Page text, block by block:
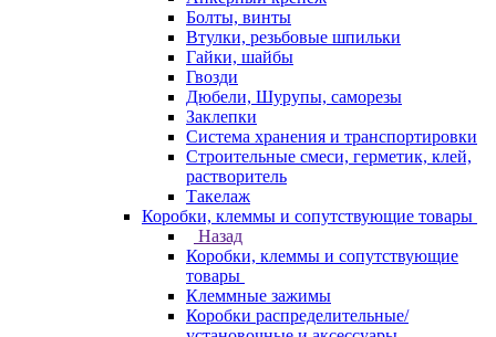
Болты, винты
Втулки, резьбовые шпильки
Гайки, шайбы
Гвозди
Дюбели, Шурупы, саморезы
Заклепки
Система хранения и транспортировки
Строительные смеси, герметик, клей,
растворитель
Такелаж
Коробки, клеммы и сопутствующие товары
Назад
Коробки, клеммы и сопутствующие
товары
Клеммные зажимы
Коробки распределительные/